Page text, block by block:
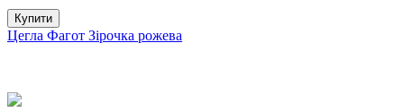
Купити
Цегла Фагот Зірочка рожева